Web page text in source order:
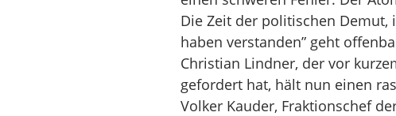
Die Zeit der politischen Demut,
haben verstanden” geht
Christian Lindner, der vor
gefordert hat, hält nun einen
Volker Kauder, Fraktionschef